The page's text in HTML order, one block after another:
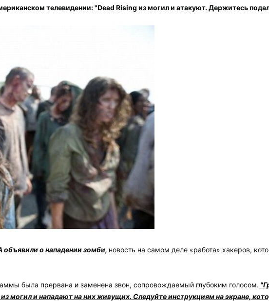
телевидении: "Dead Rising из могил и атакуют. Держитесь
о нападении зомби, новость на самом деле «работа» хакеров,
была прервана и заменена звон, сопровождаемый глубоким голосом.
могил и нападают на них живущих. Следуйте инструкциям на экране,